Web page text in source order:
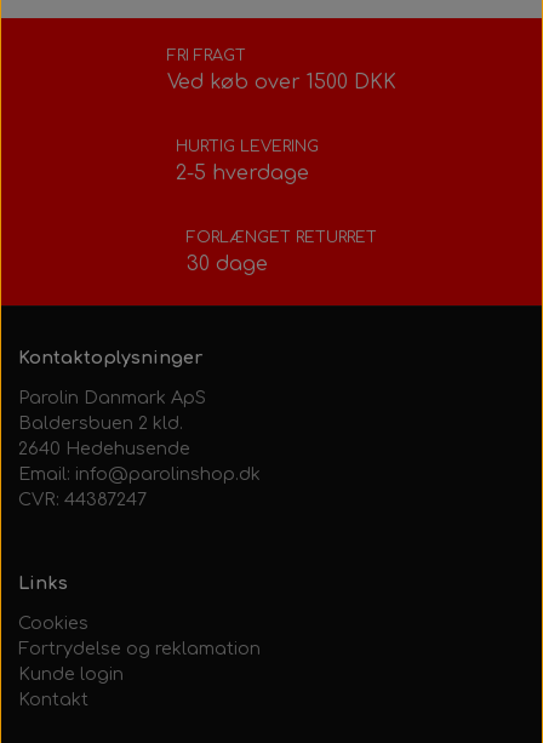
FRI FRAGT
Ved køb over 1500 DKK
HURTIG LEVERING
2-5 hverdage
FORLÆNGET RETURRET
30 dage
Kontaktoplysninger
Parolin Danmark ApS
Baldersbuen 2 kld.
2640 Hedehusende
Email: info@parolinshop.dk
CVR: 44387247
Links
Cookies
Fortrydelse og reklamation
Kunde login
Kontakt